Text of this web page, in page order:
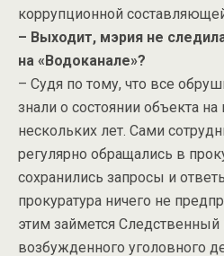
коррупционной
– Выходит, мэрия не
на «Водоканале»?
– Судя по тому, что все
знали о состоянии объекта
нескольких лет. Сами
регулярно обращались в
сохранились запросы и
прокуратура ничего не
этим займется
возбужденного уголовного